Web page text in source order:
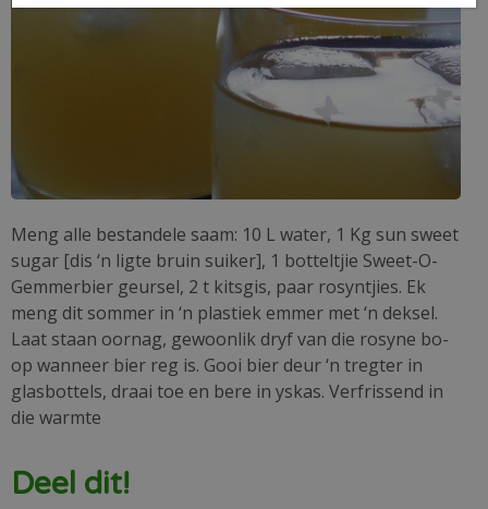
Meng alle bestandele saam: 10 L water, 1 Kg sun sweet
sugar [dis ‘n ligte bruin suiker], 1 botteltjie Sweet-O-
Gemmerbier geursel, 2 t kitsgis, paar rosyntjies. Ek
meng dit sommer in ‘n plastiek emmer met ‘n deksel.
Laat staan oornag, gewoonlik dryf van die rosyne bo-
op wanneer bier reg is. Gooi bier deur ‘n tregter in
glasbottels, draai toe en bere in yskas. Verfrissend in
die warmte
Deel dit!